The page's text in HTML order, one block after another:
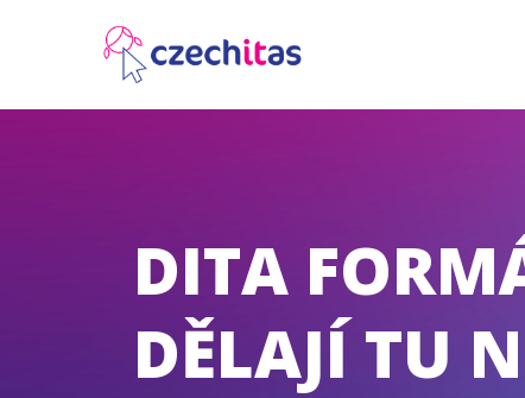
DITA
DĚLAJÍ TU